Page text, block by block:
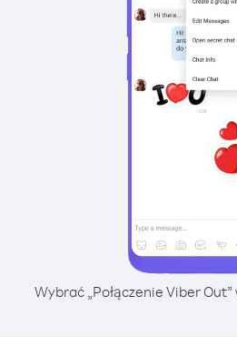
Wybrać „Połączenie Viber